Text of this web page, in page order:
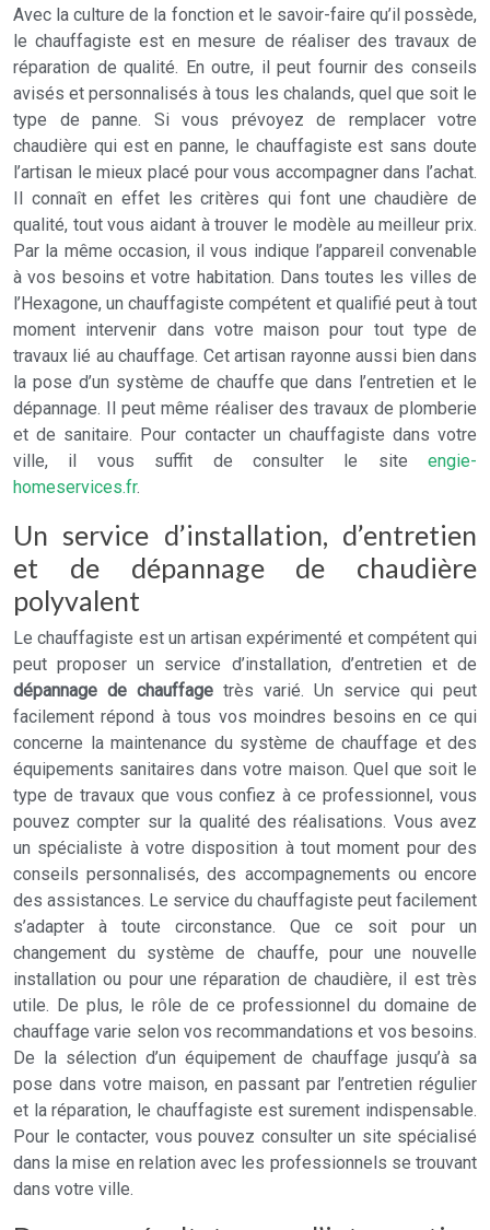
Avec la culture de la fonction et le savoir-faire qu’il possède,
le chauffagiste est en mesure de réaliser des travaux de
réparation de qualité. En outre, il peut fournir des conseils
avisés et personnalisés à tous les chalands, quel que soit le
type de panne. Si vous prévoyez de remplacer votre
chaudière qui est en panne, le chauffagiste est sans doute
l’artisan le mieux placé pour vous accompagner dans l’achat.
Il connaît en effet les critères qui font une chaudière de
qualité, tout vous aidant à trouver le modèle au meilleur prix.
Par la même occasion, il vous indique l’appareil convenable
à vos besoins et votre habitation. Dans toutes les villes de
l’Hexagone, un chauffagiste compétent et qualifié peut à tout
moment intervenir dans votre maison pour tout type de
travaux lié au chauffage. Cet artisan rayonne aussi bien dans
la pose d’un système de chauffe que dans l’entretien et le
dépannage. Il peut même réaliser des travaux de plomberie
et de sanitaire. Pour contacter un chauffagiste dans votre
ville, il vous suffit de consulter le site engie-
homeservices.fr.
Un service d’installation, d’entretien
et de dépannage de chaudière
polyvalent
Le chauffagiste est un artisan expérimenté et compétent qui
peut proposer un service d’installation, d’entretien et de
dépannage de chauffage très varié. Un service qui peut
facilement répond à tous vos moindres besoins en ce qui
concerne la maintenance du système de chauffage et des
équipements sanitaires dans votre maison. Quel que soit le
type de travaux que vous confiez à ce professionnel, vous
pouvez compter sur la qualité des réalisations. Vous avez
un spécialiste à votre disposition à tout moment pour des
conseils personnalisés, des accompagnements ou encore
des assistances. Le service du chauffagiste peut facilement
s’adapter à toute circonstance. Que ce soit pour un
changement du système de chauffe, pour une nouvelle
installation ou pour une réparation de chaudière, il est très
utile. De plus, le rôle de ce professionnel du domaine de
chauffage varie selon vos recommandations et vos besoins.
De la sélection d’un équipement de chauffage jusqu’à sa
pose dans votre maison, en passant par l’entretien régulier
et la réparation, le chauffagiste est surement indispensable.
Pour le contacter, vous pouvez consulter un site spécialisé
dans la mise en relation avec les professionnels se trouvant
dans votre ville.